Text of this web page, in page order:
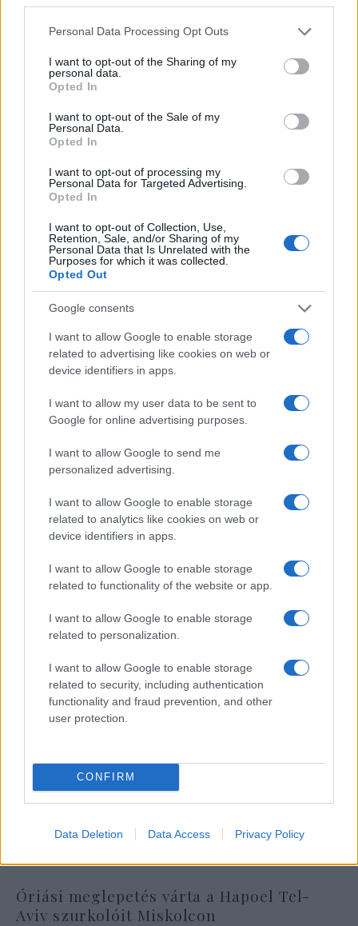
Please note that this website/app uses one or more Google
not limited to your visit or usage behaviour. You may click to
grant or deny consent to Google and its third-party tags to
use your data for below specified purposes in below Google
consent section.
Personal Data Processing Opt Outs
I want to opt-out of the Sharing of my
personal data.
Opted In
I want to opt-out of the Sale of my
Personal Data.
Opted In
I want to opt-out of processing my
Personal Data for Targeted Advertising.
Opted In
I want to opt-out of Collection, Use,
Retention, Sale, and/or Sharing of my
Personal Data that Is Unrelated with the
Purposes for which it was collected.
Opted Out
Google consents
I want to allow Google to enable storage
related to advertising like cookies on web or
device identifiers in apps.
I want to allow my user data to be sent to
Google for online advertising purposes.
I want to allow Google to send me
personalized advertising.
I want to allow Google to enable storage
related to analytics like cookies on web or
device identifiers in apps.
I want to allow Google to enable storage
related to functionality of the website or app.
I want to allow Google to enable storage
related to personalization.
I want to allow Google to enable storage
related to security, including authentication
functionality and fraud prevention, and other
user protection.
CONFIRM
Data Deletion Data Access Privacy Policy
Rakétatűz alá került a Fauda sztárja,
miközben két családon próbált
Az egész nemzet fegyverben: a
frontról üzent a világnak a Fauda
Egy különleges családi járattal 140 új
Óriási meglepetés várta a Hapoel Tel-
Aviv szurkolóit Miskolcon